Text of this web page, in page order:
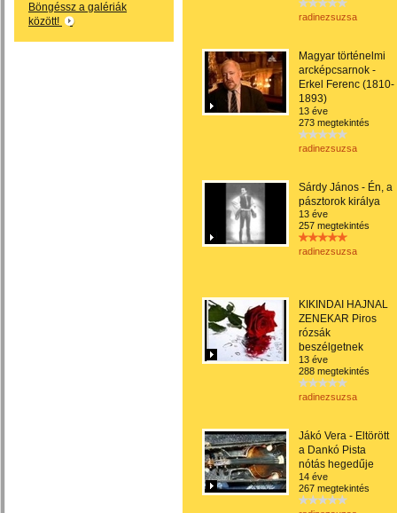
Böngéssz a galériák
között!
radinezsuzsa
Magyar történelmi
arcképcsarnok -
Erkel Ferenc (1810-
1893)
13 éve
273 megtekintés
radinezsuzsa
Sárdy János - Én, a
pásztorok királya
13 éve
257 megtekintés
radinezsuzsa
KIKINDAI HAJNAL
ZENEKAR Piros
rózsák
beszélgetnek
13 éve
288 megtekintés
radinezsuzsa
Jákó Vera - Eltörött
a Dankó Pista
nótás hegedűje
14 éve
267 megtekintés